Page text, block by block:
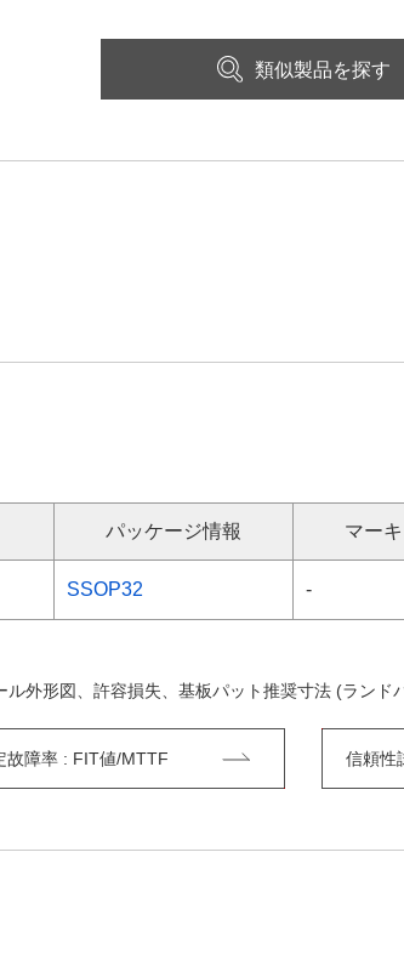
類似製品を探す
パッケージ情報 マー
SSOP32 -
外形図、許容損失、基板パット推奨寸法 (ラン
故障率 : FIT値/MTTF 信頼性